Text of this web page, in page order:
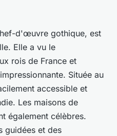
d'œuvre gothique, est
Elle a vu le
rois de France et
Située au
accessible et
Les maisons de
également célèbres.
guidées et des